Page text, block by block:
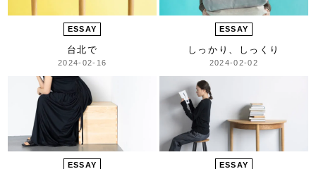
ESSAY
台北で
2024-02-16
ESSAY
しっかり、しっくり
2024-02-02
ESSAY ESSAY